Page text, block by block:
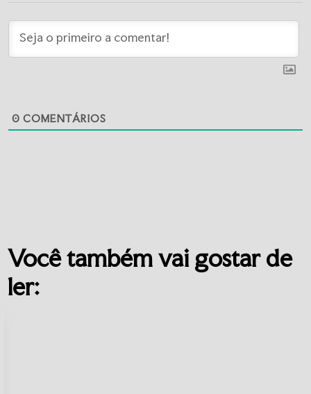
0 COMENTÁRIOS
Você também vai gostar de
ler: